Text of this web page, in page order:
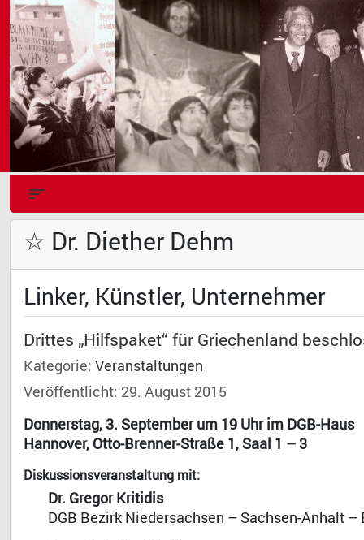
☆ Dr. Diether Dehm
Linker, Künstler, Unternehmer
Drittes „Hilfspaket“ für Griechenland
Kategorie: Veranstaltungen
Veröffentlicht: 29. August 2015
Donnerstag, 3. September um 19 Uhr im DGB-Haus
Hannover, Otto-Brenner-Straße 1, Saal 1 – 3
Diskussionsveranstaltung mit:
Dr. Gregor Kritidis
DGB Bezirk Niedersachsen – Sachsen-Anhalt –